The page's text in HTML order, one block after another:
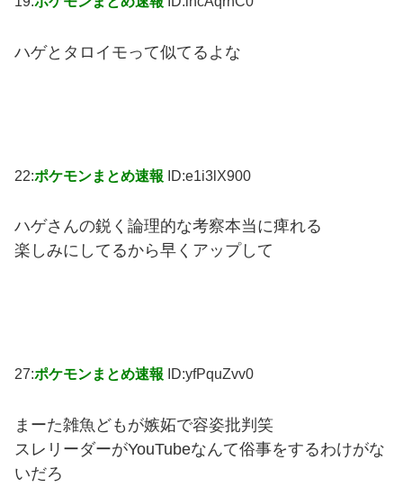
ハゲとタロイモって似てるよな
22:ポケモンまとめ速報 ID:e1i3lX900
ハゲさんの鋭く論理的な考察本当に痺れる
楽しみにしてるから早くアップして
27:ポケモンまとめ速報 ID:yfPquZvv0
まーた雑魚どもが嫉妬で容姿批判笑
スレリーダーがYouTubeなんて俗事をするわけがな
いだろ